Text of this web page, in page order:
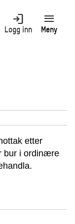
login
Logg inn
menu
Meny
etter
bur i ordinære